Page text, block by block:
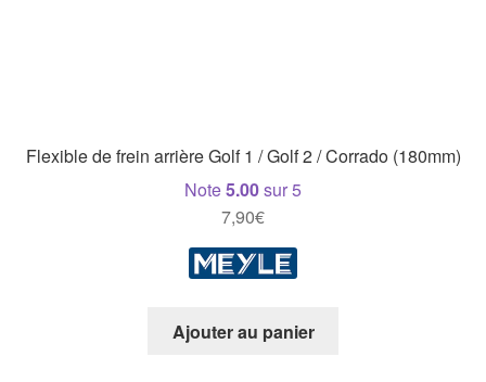
Flexible de frein arrière Golf 1 / Golf 2 / Corrado (180mm)
Note5.00sur 5
7,90€
Ajouter au panier